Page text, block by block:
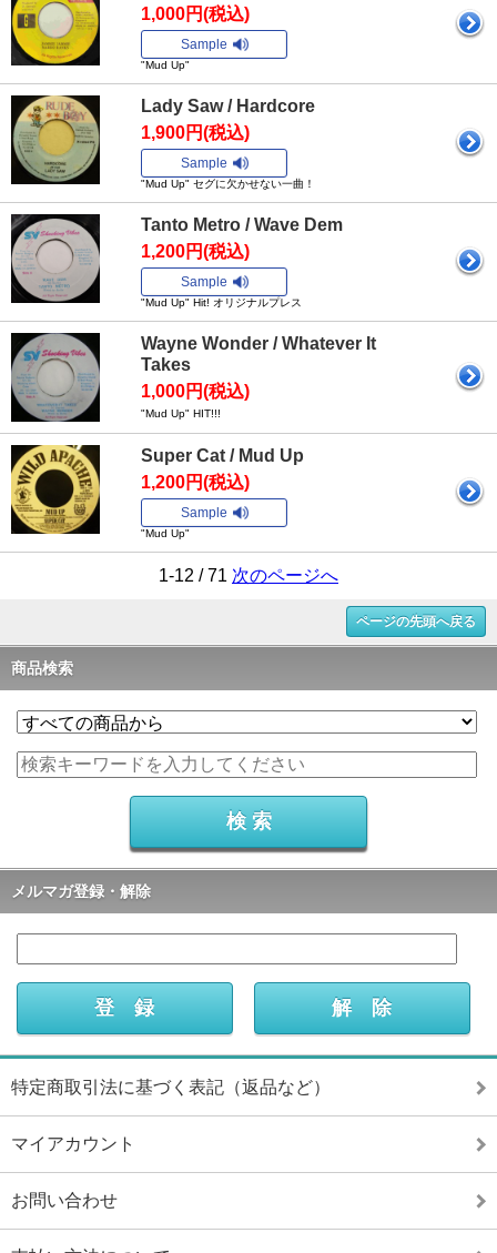
1,000円(税込)
Sample
"Mud Up"
Lady Saw / Hardcore
1,900円(税込)
Sample
"Mud Up" セグに欠かせない一曲！
Tanto Metro / Wave Dem
1,200円(税込)
Sample
"Mud Up" Hit! オリジナルプレス
Wayne Wonder / Whatever It
Takes
1,000円(税込)
"Mud Up" HIT!!!
Super Cat / Mud Up
1,200円(税込)
Sample
"Mud Up"
1-12 / 71 次のページへ
ページの先頭へ戻る
商品検索
メルマガ登録・解除
特定商取引法に基づく表記（返品など）
マイアカウント
お問い合わせ